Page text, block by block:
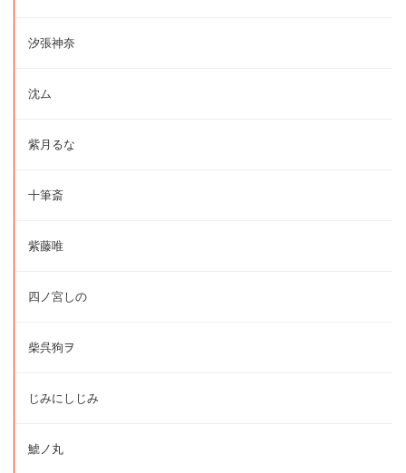
汐張神奈
沈ム
紫月るな
十筆斎
紫藤唯
四ノ宮しの
柴呉狗ヲ
じみにしじみ
鯱ノ丸